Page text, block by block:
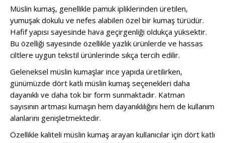
Müslin kumaş, genellikle pamuk ipliklerinden üretilen,
yumuşak dokulu ve nefes alabilen özel bir kumaş türüdür.
Hafif yapısı sayesinde hava geçirgenliği oldukça yüksektir.
Bu özelliği sayesinde özellikle yazlık ürünlerde ve hassas
ciltlere uygun tekstil ürünlerinde sıkça tercih edilir.
Geleneksel müslin kumaşlar ince yapıda üretilirken,
günümüzde dört katlı müslin kumaş seçenekleri daha
dayanıklı ve daha tok bir form sunmaktadır. Katman
sayısının artması kumaşın hem dayanıklılığını hem de kullanım
alanlarını genişletmektedir.
Özellikle kaliteli müslin kumaş arayan kullanıcılar için dört katlı